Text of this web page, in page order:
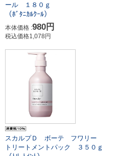
ール １８０ｇ
（ﾎﾞﾀﾆｶﾙｸｰﾙ）
本体価格 :980円
税込価格1,078円
スカルプＤ ボーテ フワリー
トリートメントパック ３５０ｇ